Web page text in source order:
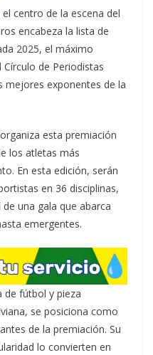
centro de la escena del
encabeza la lista de
2025, el máximo
de Periodistas
mejores exponentes de la
esta premiación
los atletas más
En esta edición, serán
en 36 disciplinas,
una gala que abarca
emergentes.
de fútbol y pieza
se posiciona como
de la premiación. Su
lo convierten en